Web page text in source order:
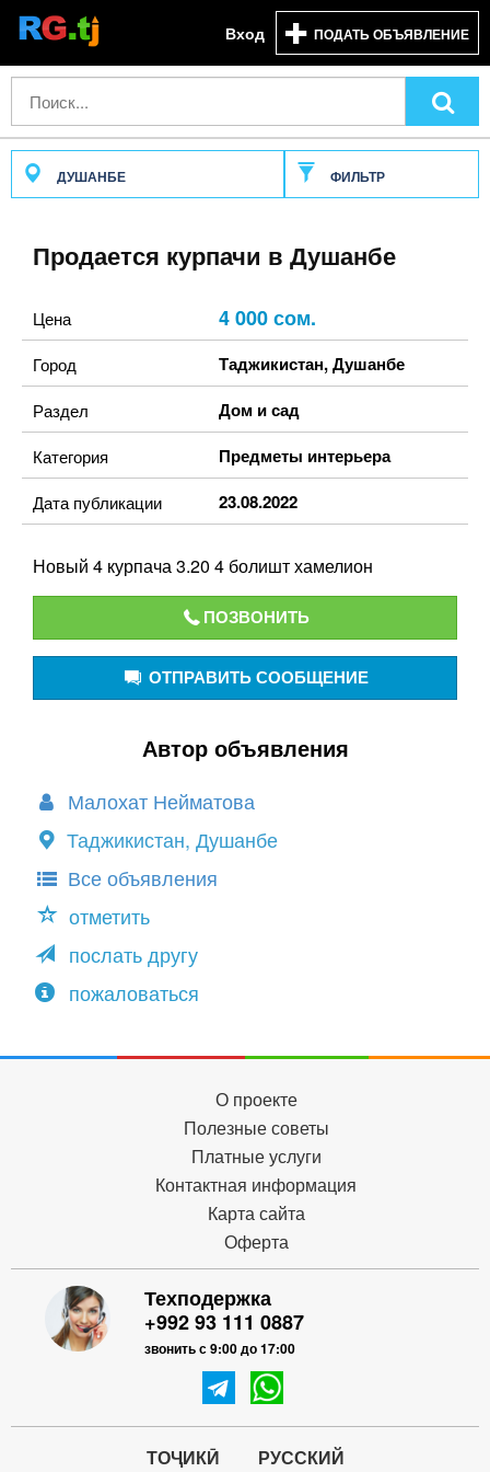
Вход ПОДАТЬ ОБЪЯВЛЕНИЕ
ДУШАНБЕ ФИЛЬТР
Продается курпачи в Душанбе
Цена 4 000 сом.
Город Таджикистан,Душанбе
Раздел Дом и сад
Категория Предметы интерьера
Дата публикации 23.08.2022
Новый 4 курпача 3.20 4 болишт хамелион
ПОЗВОНИТЬ
ОТПРАВИТЬ СООБЩЕНИЕ
Автор объявления
Малохат Нейматова
Таджикистан, Душанбе
Все объявления
отметить
послать другу
пожаловаться
О проекте
Полезные советы
Платные услуги
Контактная информация
Карта сайта
Оферта
Техподержка
+992 93 111 0887
звонить с 9:00 до 17:00
ТОҶИКӢ РУССКИЙ